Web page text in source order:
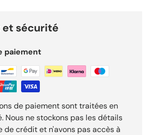
et sécurité
paiement
de paiement sont traitées en
Nous ne stockons pas les détails
de crédit et n'avons pas accès à